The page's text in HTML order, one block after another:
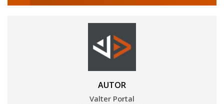
AUTOR
Valter Portal